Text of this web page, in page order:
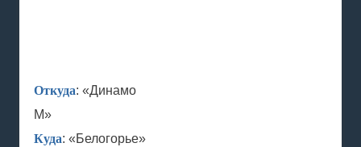
Откуда: «Динамо
М»
Куда: «Белогорье»